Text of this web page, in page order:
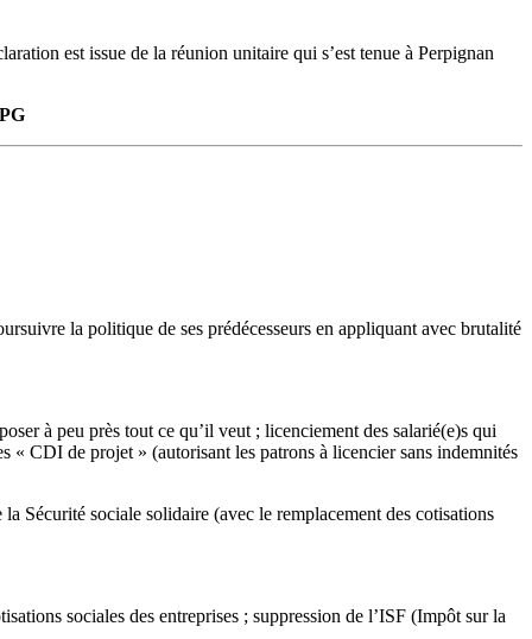
est issue de la réunion unitaire qui s’est tenue à Perpignan
la politique de ses prédécesseurs en appliquant avec brutalité
à peu près tout ce qu’il veut ; licenciement des salarié(e)s qui
CDI de projet » (autorisant les patrons à licencier sans indemnités
Sécurité sociale solidaire (avec le remplacement des cotisations
sociales des entreprises ; suppression de l’ISF (Impôt sur la